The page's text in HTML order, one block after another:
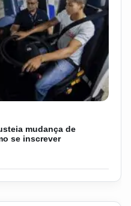
mudança de
se inscrever